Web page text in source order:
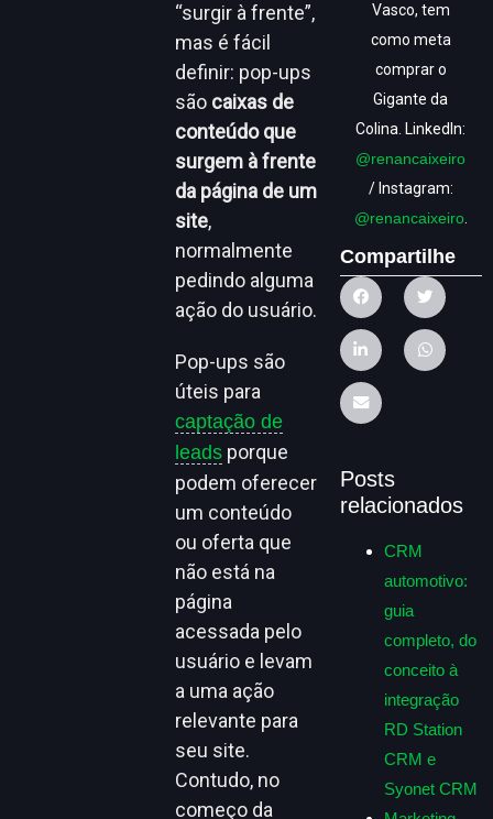
“surgir à frente”,
mas é fácil
definir: pop-ups
são caixas de
conteúdo que
surgem à frente
da página de um
site,
normalmente
pedindo alguma
ação do usuário.
Pop-ups são
úteis para
captação de
leads porque
podem oferecer
um conteúdo
ou oferta que
não está na
página
acessada pelo
usuário e levam
a uma ação
relevante para
seu site.
Contudo, no
começo da
Vasco, tem
como meta
comprar o
Gigante da
Colina. LinkedIn:
@renancaixeiro
/ Instagram:
@renancaixeiro.
Compartilhe
Posts
relacionados
CRM
automotivo:
guia
completo, do
conceito à
integração
RD Station
CRM e
Syonet CRM